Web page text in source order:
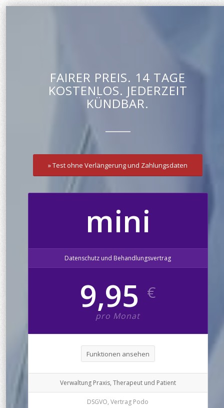
FAIRER PREIS. 14 TAGE
KOSTENLOS. JEDERZEIT
KÜNDBAR.
» Test ohne Verlängerung und Zahlungsdaten
mini
Datenschutz und Behandlungsvertrag
9,95 €
pro Monat
Funktionen ansehen
Verwaltung Praxis, Therapeut und Patient
DSGVO, Vertrag Podo